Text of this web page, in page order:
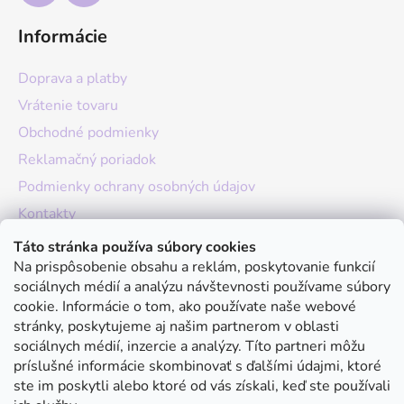
Táto stránka používa súbory cookies
Na prispôsobenie obsahu a reklám, poskytovanie funkcií
sociálnych médií a analýzu návštevnosti používame súbory
cookie. Informácie o tom, ako používate naše webové
stránky, poskytujeme aj našim partnerom v oblasti
sociálnych médií, inzercie a analýzy. Títo partneri môžu
príslušné informácie skombinovať s ďalšími údajmi, ktoré
ste im poskytli alebo ktoré od vás získali, keď ste používali
Informácie
Doprava a platby
Vrátenie tovaru
Obchodné podmienky
Reklamačný poriadok
Podmienky ochrany osobných údajov
Kontakty
O nás
Hodnotenie obchodu
Moja objednávka
Instagram